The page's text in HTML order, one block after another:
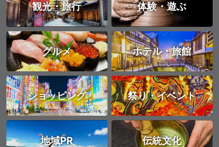
観光・旅行 体験・遊ぶ
グルメ ホテル・旅館
ショッピング 祭り・イベント
地域PR 伝統文化